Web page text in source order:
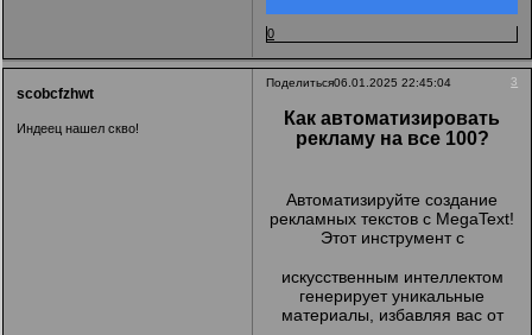
0
Поделиться 3
06.01.2025 22:45:04
scobcfzhwt
Индеец нашел скво!
Как автоматизировать
рекламу на все 100?
Автоматизируйте создание
рекламных текстов с MegaText!
Этот инструмент с
искусственным интеллектом
генерирует уникальные
материалы, избавляя вас от